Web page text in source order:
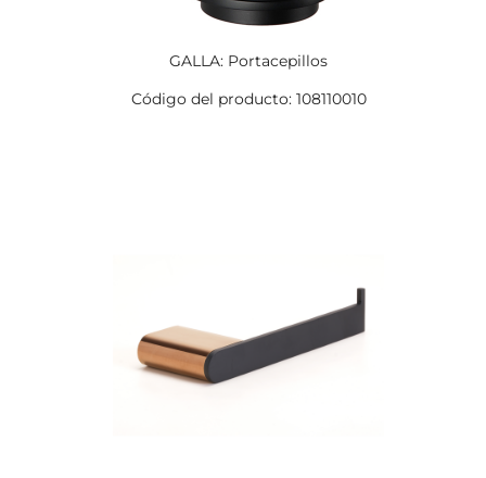
GALLA: Portacepillos
Código del producto: 108110010